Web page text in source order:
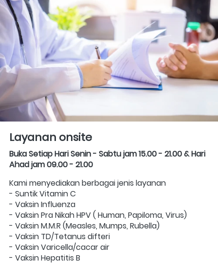
Layanan onsite
Buka Setiap Hari Senin - Sabtu jam 15.00 - 21.00 & Hari
Ahad jam 09.00 - 21.00
Kami menyediakan berbagai jenis layanan
- Suntik Vitamin C
- Vaksin Influenza
- Vaksin Pra Nikah HPV ( Human, Papiloma, Virus)
- Vaksin M.M.R (Measles, Mumps, Rubella)
- Vaksin TD/Tetanus difteri
- Vaksin Varicella/cacar air
- Vaksin Hepatitis B